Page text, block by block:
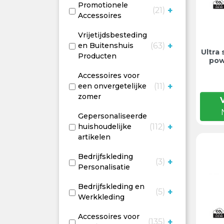
Promotionele
Accessoires
21 +
Vrijetijdsbesteding
en Buitenshuis
Producten
63 +
Accessoires voor
een onvergetelijke
zomer
11 +
Gepersonaliseerde
huishoudelijke
artikelen
112 +
Bedrijfskleding
Personalisatie
3 +
Bedrijfskleding en
Werkkleding
5 +
Accessoires voor
135
Ultra